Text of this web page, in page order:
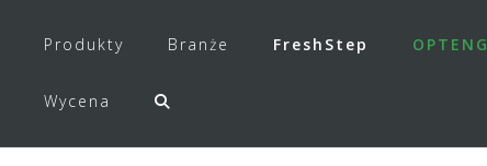
Produkty Branże FreshStep OPTENG
Wycena